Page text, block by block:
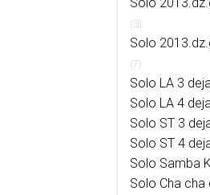
(3)
Solo
(7)
Solo LA 3
Solo LA 4
Solo ST 3
Solo ST 4
Solo Samba
Solo Cha cha